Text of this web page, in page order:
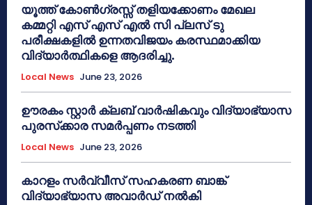
യൂത്ത് കോൺഗ്രസ്സ് തളിയക്കോണം മേഖല
കമ്മറ്റി എസ് എസ് എൽ സി പ്ലസ് ടു
പരീക്ഷകളിൽ ഉന്നതവിജയം കരസ്ഥമാക്കിയ
വിദ്യാർത്ഥികളെ ആദരിച്ചു.
Local News June 23, 2026
ഊരകം സ്റ്റാർ ക്ലബ് വാർഷികവും വിദ്യാഭ്യാസ
പുരസ്‌ക്കാര സമർപ്പണം നടത്തി
Local News June 23, 2026
കാറളം സർവ്വീസ് സഹകരണ ബാങ്ക്
വിദ്യാഭ്യാസ അവാർഡ് നൽകി